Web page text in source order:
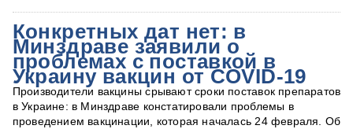
Конкретных дат нет: в
Минздраве заявили о
проблемах с поставкой в
Украину вакцин от COVID-19
Производители вакцины срывают сроки поставок препаратов
в Украине: в Минздраве констатировали проблемы в
проведением вакцинации, которая началась 24 февраля. Об